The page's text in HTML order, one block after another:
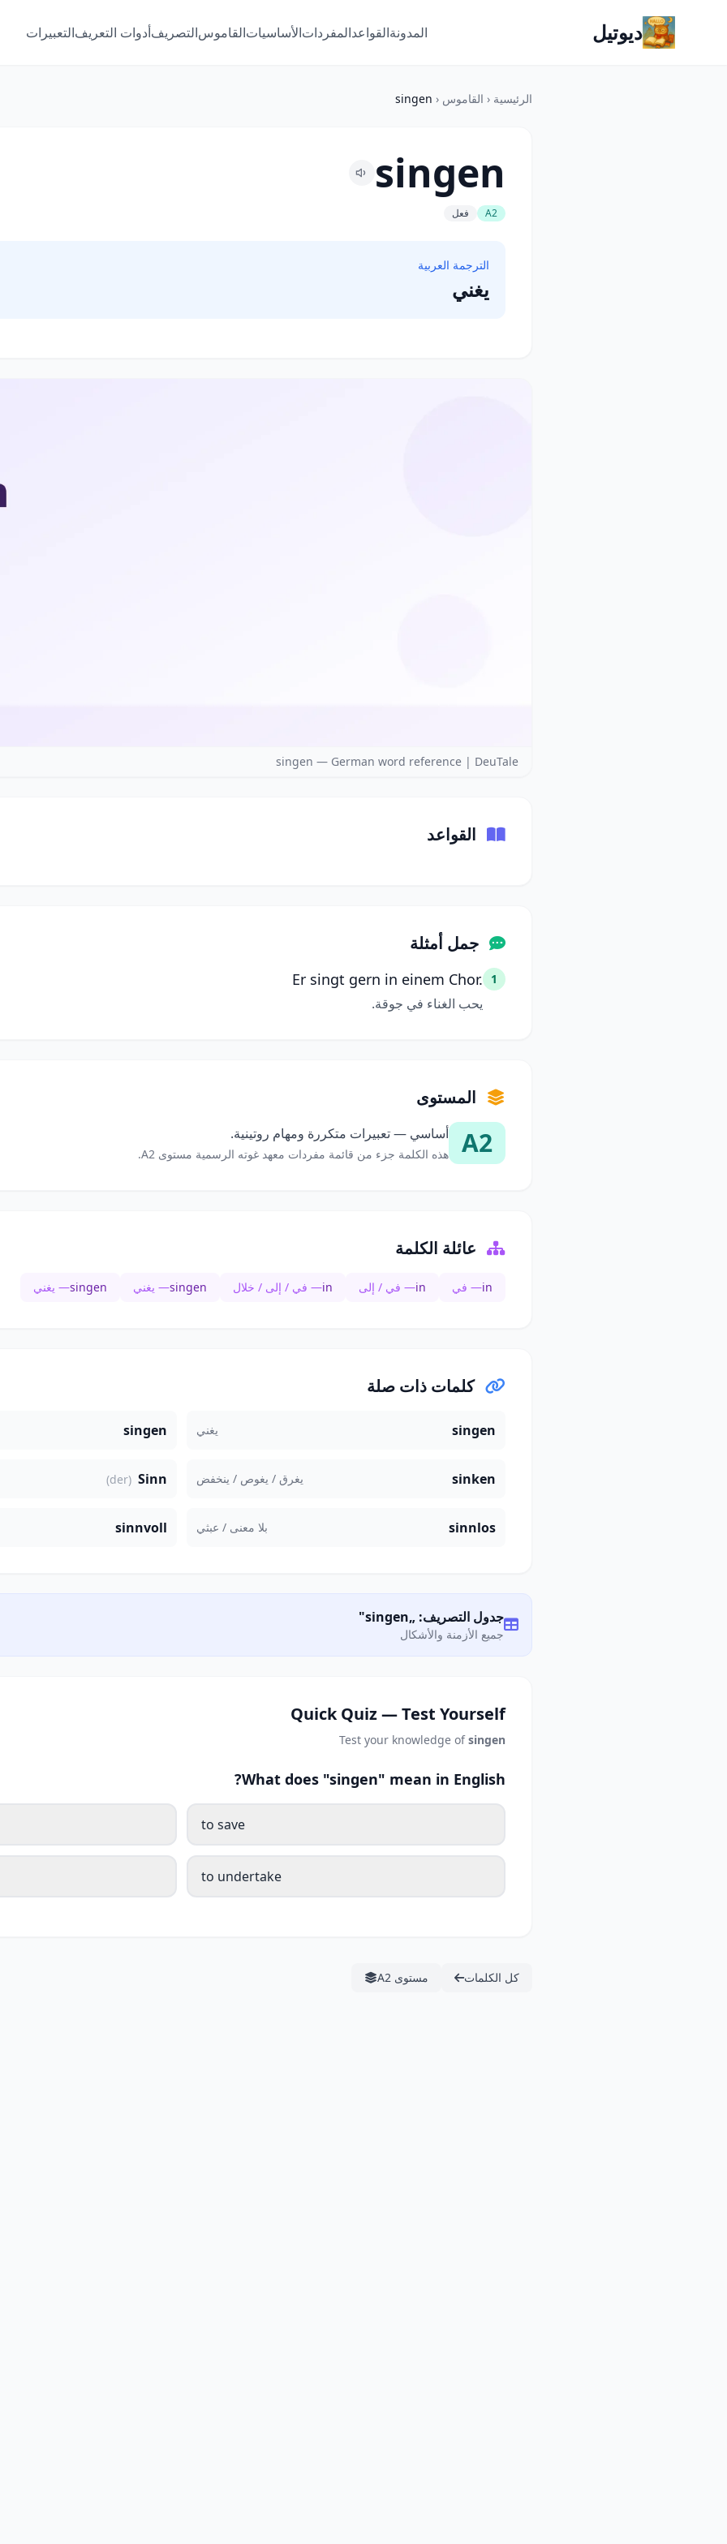
ديوتيل المدونةالقواعدالمفرداتالأساسياتالقاموسالتصريفأدوات التعريفالتعبيرات
الرئيسية ‹ القاموس ‹
singen
singen
A2 فعل
الترجمة العربية
يغني
singen — German word reference | DeuTale
القواعد
جمل أمثلة
1
Er singt gern in einem Chor.
يحب الغناء في جوقة.
المستوى
A2 أساسي — تعبيرات متكررة ومهام روتينية.
هذه الكلمة جزء من قائمة مفردات معهد غوته الرسمية مستوى A2.
عائلة الكلمة
in— في in— في / إلى in— في / إلى / خلال singen— يغني singen— يغني
كلمات ذات صلة
singen يغني singen
sinken يغرق / يغوص / ينخفض Sinn
(der)
sinnlos بلا معنى / عبثي sinnvoll
جدول التصريف: „singen"
جميع الأزمنة والأشكال
Quick Quiz — Test Yourself
Test your knowledge ofsingen
What does "singen" mean in English?
to save
to undertake
كل الكلمات مستوى A2